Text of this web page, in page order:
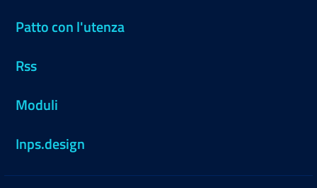
Patto con l'utenza
Rss
Moduli
Inps.design